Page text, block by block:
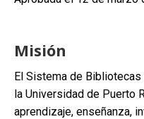
Misión
El Sistema de
la Universidad de Puerto
aprendizaje, enseñanza,